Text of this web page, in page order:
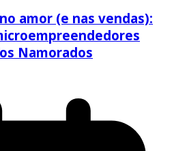
amor (e nas vendas):
Namorados